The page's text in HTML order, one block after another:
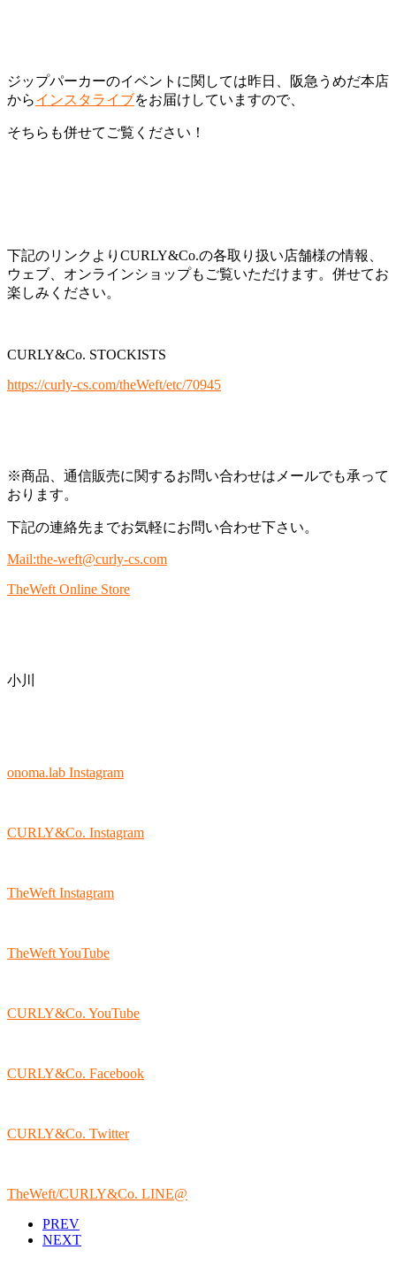
ジップパーカーのイベントに関しては昨日、阪急うめだ本店
からインスタライブをお届けしていますので、
そちらも併せてご覧ください！
下記のリンクよりCURLY&Co.の各取り扱い店舗様の情報、
ウェブ、オンラインショップもご覧いただけます。併せてお
楽しみください。
CURLY&Co. STOCKISTS
https://curly-cs.com/theWeft/etc/70945
※商品、通信販売に関するお問い合わせはメールでも承って
おります。
下記の連絡先までお気軽にお問い合わせ下さい。
Mail:the-weft@curly-cs.com
TheWeft Online Store
小川
onoma.lab Instagram
CURLY&Co. Instagram
TheWeft Instagram
TheWeft YouTube
CURLY&Co. YouTube
CURLY&Co. Facebook
CURLY&Co. Twitter
TheWeft/CURLY&Co. LINE@
PREV
NEXT